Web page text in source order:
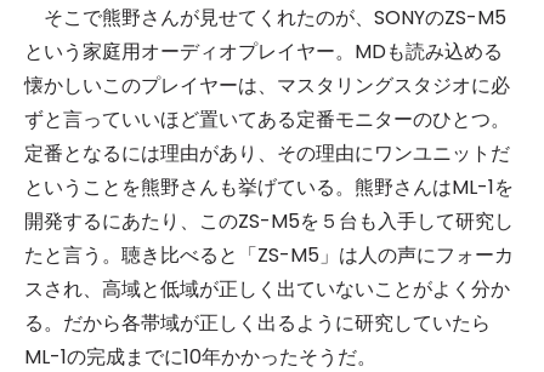
そこで熊野さんが見せてくれたのが、SONYのZS-M5
という家庭用オーディオプレイヤー。MDも読み込める
懐かしいこのプレイヤーは、マスタリングスタジオに必
ずと言っていいほど置いてある定番モニターのひとつ。
定番となるには理由があり、その理由にワンユニットだ
ということを熊野さんも挙げている。熊野さんはML-1を
開発するにあたり、このZS-M5を５台も入手して研究し
たと言う。聴き比べると「ZS-M5」は人の声にフォーカ
スされ、高域と低域が正しく出ていないことがよく分か
る。だから各帯域が正しく出るように研究していたら
ML-1の完成までに10年かかったそうだ。